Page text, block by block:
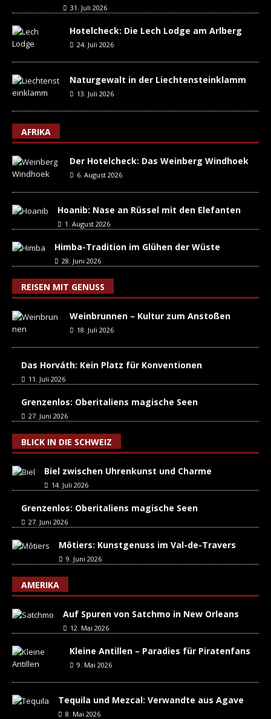
31. Juli 2026
Hotelcheck: Die Lech Lodge am Arlberg
24. Juli 2026
Naturgewalt in der Liechtensteinklamm
13. Juli 2026
AFRIKA
Der Hotelcheck: Das Weinberg Windhoek
6. August 2026
Hoanib: Nase an Rüssel mit den Elefanten
1. August 2026
Himba-Tradition im Glühen der Wüste
28. Juni 2026
REISEN MIT GENUSS
Weinbrunnen – Kultur zum Anstoßen
18. Juli 2026
Das Horváth: Kein Platz für Konventionen
11. Juli 2026
Grenzenlos: Oberitaliens magische Seen
27. Juni 2026
BLICK IN DIE SCHWEIZ
Biel zwischen Uhrenkunst und Charme
14. Juli 2026
Grenzenlos: Oberitaliens magische Seen
27. Juni 2026
Môtiers: Kunstgenuss im Val-de-Travers
9. Juni 2026
AMERIKA
Auf Spuren von Satchmo in New Orleans
12. Mai 2026
Kleine Antillen – Paradies für Piratenfans
9. Mai 2026
Tequila und Mezcal: Verwandte aus Agave
8. Mai 2026